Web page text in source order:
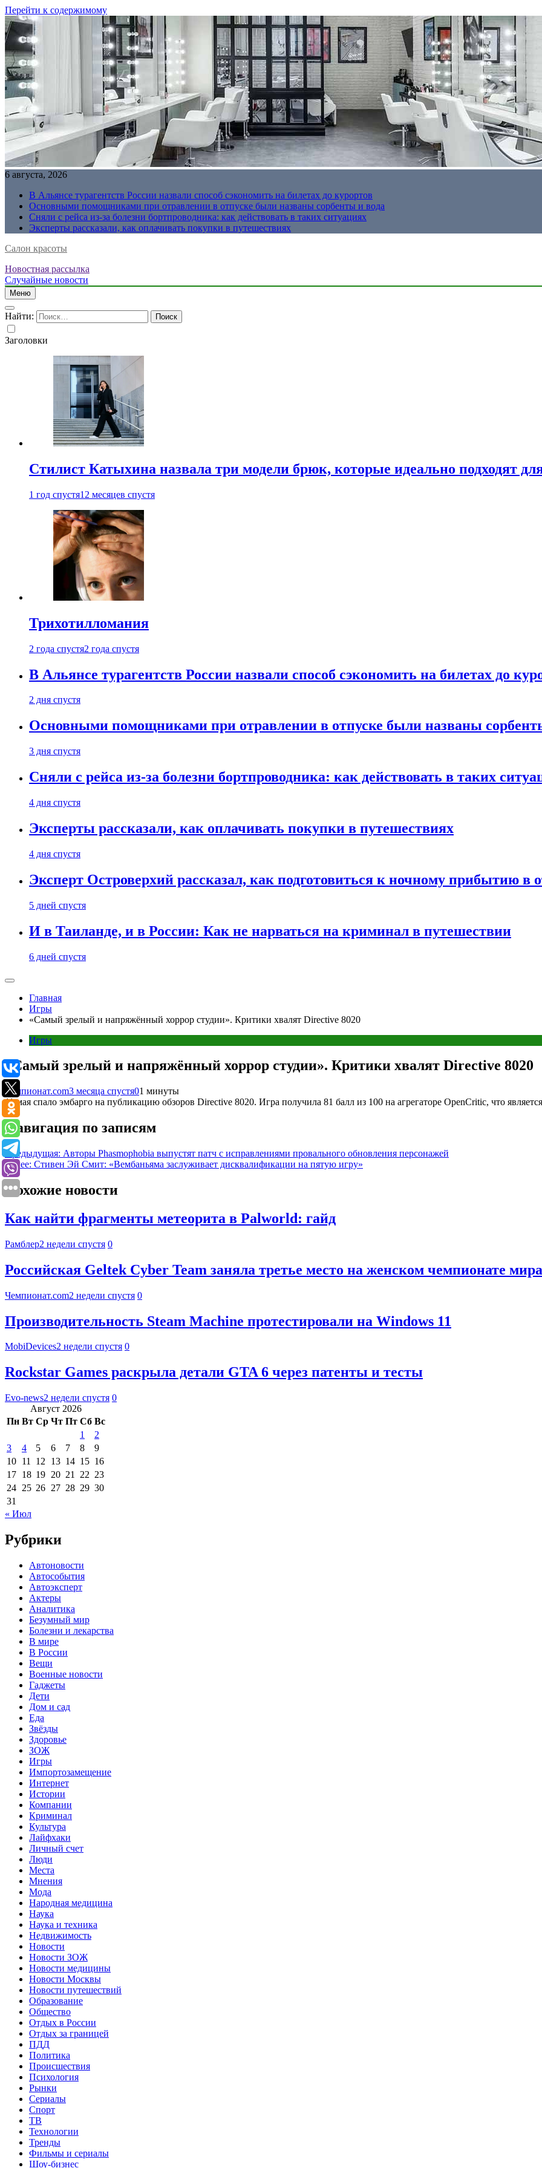
Перейти к содержимому
6 августа, 2026
В Альянсе турагентств России назвали способ сэкономить на билетах до курортов
Основными помощниками при отравлении в отпуске были названы сорбенты и вода
Сняли с рейса из-за болезни бортпроводника: как действовать в таких ситуациях
Эксперты рассказали, как оплачивать покупки в путешествиях
Салон красоты
Новостная рассылка
Случайные новости
Меню
Найти:
Заголовки
Стилист Катыхина назвала три модели брюк, которые идеально подходят
1 год спустя12 месяцев спустя
Трихотилломания
2 года спустя2 года спустя
В Альянсе турагентств России назвали способ сэкономить на билетах до
2 дня спустя
Основными помощниками при отравлении в отпуске были названы
3 дня спустя
Сняли с рейса из-за болезни бортпроводника: как действовать в таких
4 дня спустя
Эксперты рассказали, как оплачивать покупки в путешествиях
4 дня спустя
Эксперт Островерхий рассказал, как подготовиться к ночному прибытию в
5 дней спустя
И в Таиланде, и в России: Как не нарваться на криминал в путешествии
6 дней спустя
Главная
Игры
«Самый зрелый и напряжённый хоррор студии». Критики хвалят Directive 8020
Игры
«Самый зрелый и напряжённый хоррор студии». Критики хвалят Directive 8020
Чемпионат.com3 месяца спустя01 минуты
11 мая спало эмбарго на публикацию обзоров Directive 8020. Игра получила 81 балл из 100 на агрегаторе OpenCritic, что
Навигация по записям
Предыдущая: Авторы Phasmophobia выпустят патч с исправлениями провального обновления персонажей
Далее: Стивен Эй Смит: «Вембаньяма заслуживает дисквалификации на пятую игру»
Похожие новости
Как найти фрагменты метеорита в Palworld: гайд
Рамблер2 недели спустя 0
Российская Geltek Cyber Team заняла третье место на женском чемпионате
Чемпионат.com2 недели спустя 0
Производительность Steam Machine протестировали на Windows 11
MobiDevices2 недели спустя 0
Rockstar Games раскрыла детали GTA 6 через патенты и тесты
Evo-news2 недели спустя 0
Август 2026
Пн Вт Ср Чт Пт Сб Вс
1
2
3
4 5 6 7 8
9
10 11 12 13 14 15 16
17 18 19 20 21 22 23
24 25 26 27 28 29 30
31
« Июл
Рубрики
Автоновости
Автособытия
Автоэксперт
Актеры
Аналитика
Безумный мир
Болезни и лекарства
В мире
В России
Вещи
Военные новости
Гаджеты
Дети
Дом и сад
Еда
Звёзды
Здоровье
ЗОЖ
Игры
Импортозамещение
Интернет
Истории
Компании
Криминал
Культура
Лайфхаки
Личный счет
Люди
Места
Мнения
Мода
Народная медицина
Наука
Наука и техника
Недвижимость
Новости
Новости ЗОЖ
Новости медицины
Новости Москвы
Новости путешествий
Образование
Общество
Отдых в России
Отдых за границей
ПДД
Политика
Происшествия
Психология
Рынки
Сериалы
Спорт
ТВ
Технологии
Тренды
Фильмы и сериалы
Шоу-бизнес